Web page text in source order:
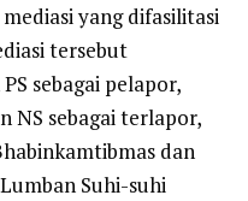
yang difasilitasi
tersebut
sebagai pelapor,
NS sebagai terlapor,
dan
Suhi-suhi